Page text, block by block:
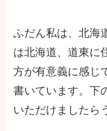
ふだん私は、北海
は北海道、道東に
方が有意義に感じ
書いています。下
いただけましたら